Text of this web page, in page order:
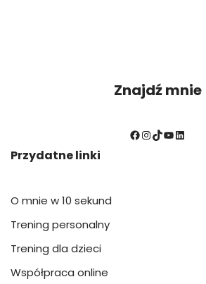
Znajdź mnie
Przydatne linki
O mnie w 10 sekund
Trening personalny
Trening dla dzieci
Współpraca online